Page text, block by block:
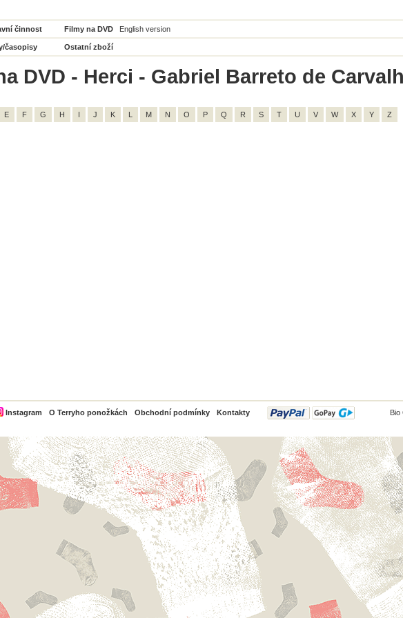
činnost Filmy na DVD English version
časopisy Ostatní zboží
DVD - Herci - Gabriel Barreto de
E F G H I J K L M N O P Q R S T U V W X Y Z
Instagram O Terryho ponožkách Obchodní podmínky Kontakty
PayPal Bio